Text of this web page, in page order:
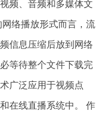
频、音频和多媒体文
络播放形式而言，流
信息压缩后放到网络
等待整个文件下载完
广泛应用于视频点
在线直播系统中。 作